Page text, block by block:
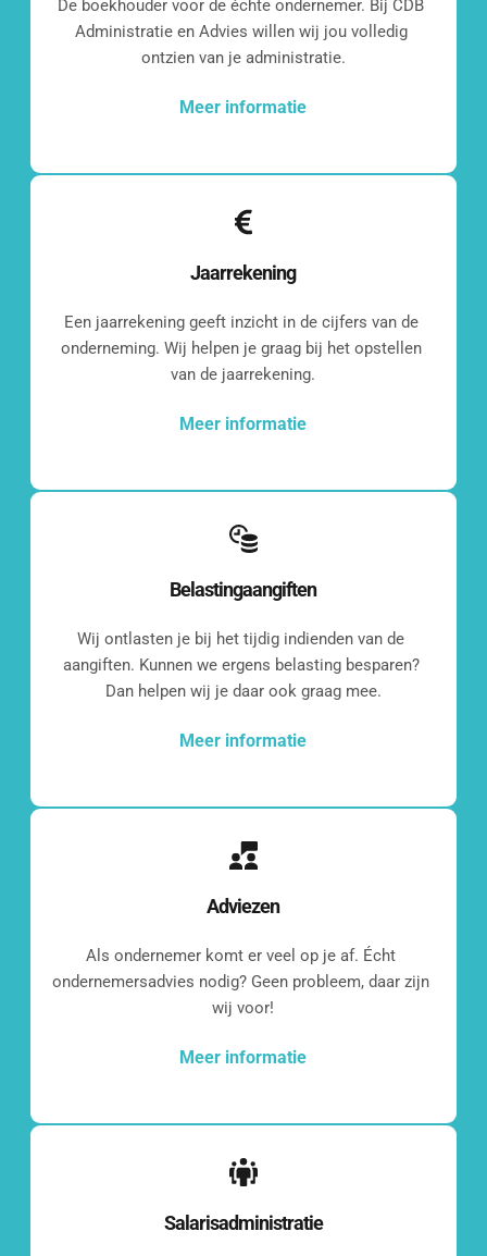
Even
kennismaken?
[blocksy-content-block id="7258"]
Wat vinden onze
klanten?
De boekhouder voor de échte ondernemer. Bij CDB
Administratie en Advies willen wij jou volledig
ontzien van je administratie.
Meer informatie
Jaarrekening
Een jaarrekening geeft inzicht in de cijfers van de
onderneming. Wij helpen je graag bij het opstellen
van de jaarrekening.
Meer informatie
Belastingaangiften
Wij ontlasten je bij het tijdig indienden van de
aangiften. Kunnen we ergens belasting besparen?
Dan helpen wij je daar ook graag mee.
Meer informatie
Adviezen
Als ondernemer komt er veel op je af. Écht
ondernemersadvies nodig? Geen probleem, daar zijn
wij voor!
Meer informatie
Salarisadministratie